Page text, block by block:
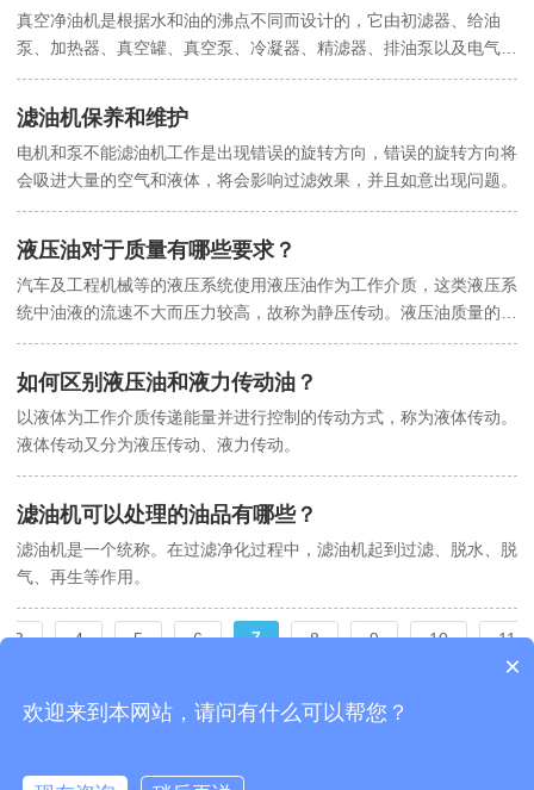
真空净油机是根据水和油的沸点不同而设计的，它由初滤器、给油
泵、加热器、真空罐、真空泵、冷凝器、精滤器、排油泵以及电气柜
组成。
滤油机保养和维护
电机和泵不能滤油机工作是出现错误的旋转方向，错误的旋转方向将
会吸进大量的空气和液体，将会影响过滤效果，并且如意出现问题。
液压油对于质量有哪些要求？
汽车及工程机械等的液压系统使用液压油作为工作介质，这类液压系
统中油液的流速不大而压力较高，故称为静压传动。液压油质量的优
劣将在很大程度上影响液压系统的工作可靠性和使用寿命。通常对液
压油的质量要求有如下几点
如何区别液压油和液力传动油？
以液体为工作介质传递能量并进行控制的传动方式，称为液体传动。
液体传动又分为液压传动、液力传动。
滤油机可以处理的油品有哪些？
滤油机是一个统称。在过滤净化过程中，滤油机起到过滤、脱水、脱
气、再生等作用。
3 4 5 6 7 8 9 10 11
×
欢迎来到本网站，请问有什么可以帮您？